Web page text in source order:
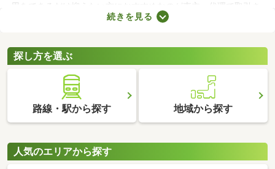
用をできるだけ抑えたい方におすすめなのが売主・代理で取引さ
れる物件です。不動産会社への仲介手数料が発生しないので、購
古の一戸建て物件を紹介します。
続きを見る
探し方を選ぶ
路線・駅から探す 地域から探す
人気のエリアから探す